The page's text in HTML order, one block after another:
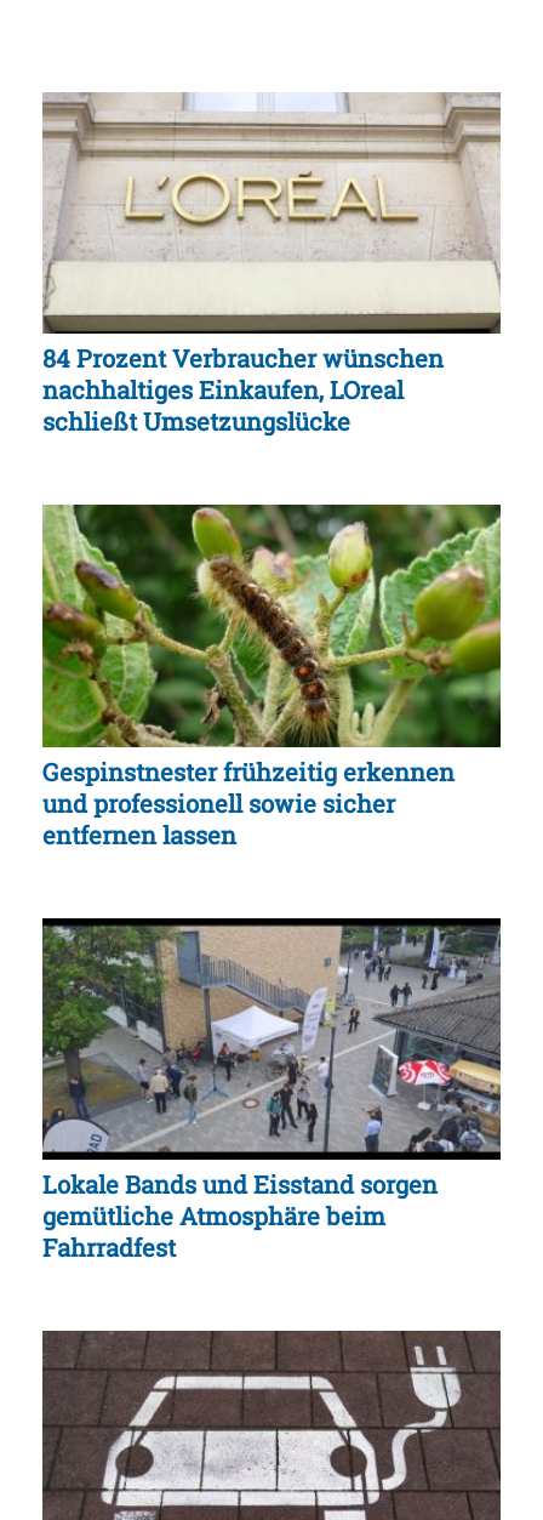
84 Prozent Verbraucher wünschen
nachhaltiges Einkaufen, LOreal
schließt Umsetzungslücke
Gespinstnester frühzeitig erkennen
und professionell sowie sicher
entfernen lassen
Lokale Bands und Eisstand sorgen
gemütliche Atmosphäre beim
Fahrradfest